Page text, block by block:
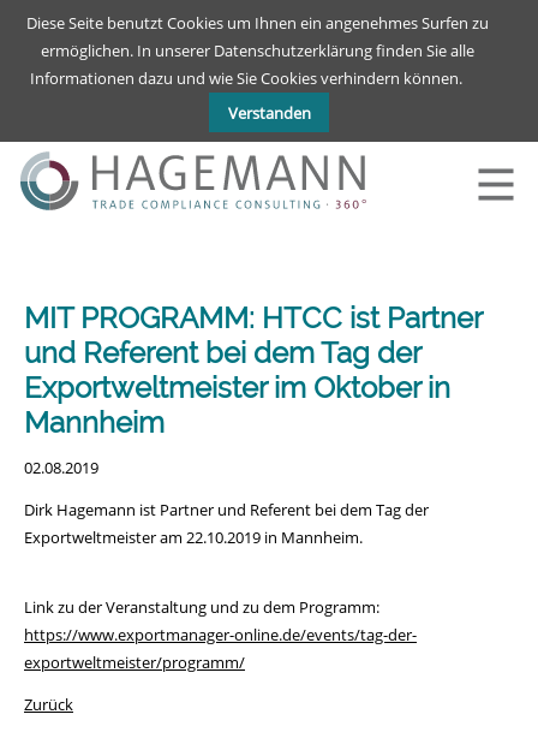
Deutsch English
MIT PROGRAMM: HTCC ist Partner
und Referent bei dem Tag der
Exportweltmeister im Oktober in
Mannheim
02.08.2019
Dirk Hagemann ist Partner und Referent bei dem Tag der
Exportweltmeister am 22.10.2019 in Mannheim.
Link zu der Veranstaltung und zu dem Programm:
https://www.exportmanager-online.de/events/tag-der-
exportweltmeister/programm/
Zurück
Diese Seite benutzt Cookies um Ihnen ein angenehmes Surfen zu
ermöglichen. In unserer Datenschutzerklärung finden Sie alle
Informationen dazu und wie Sie Cookies verhindern können.
Verstanden